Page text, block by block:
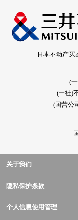
日本不动产买
(
(一社)
(国营公
关于我们
隱私保护条款
个人信息使用管理